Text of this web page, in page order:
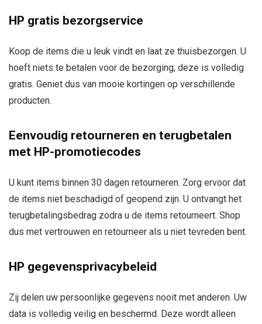
HP gratis bezorgservice
Koop de items die u leuk vindt en laat ze thuisbezorgen. U
hoeft niets te betalen voor de bezorging; deze is volledig
gratis. Geniet dus van mooie kortingen op verschillende
producten.
Eenvoudig retourneren en terugbetalen
met HP-promotiecodes
U kunt items binnen 30 dagen retourneren. Zorg ervoor dat
de items niet beschadigd of geopend zijn. U ontvangt het
terugbetalingsbedrag zodra u de items retourneert. Shop
dus met vertrouwen en retourneer als u niet tevreden bent.
HP gegevensprivacybeleid
Zij delen uw persoonlijke gegevens nooit met anderen. Uw
data is volledig veilig en beschermd. Deze wordt alleen